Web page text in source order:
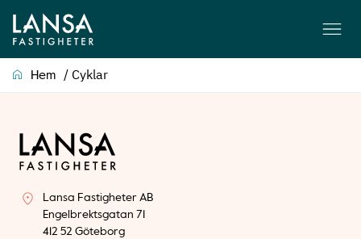
Hem / Cyklar
Lansa Fastigheter AB
Engelbrektsgatan 71
412 52 Göteborg